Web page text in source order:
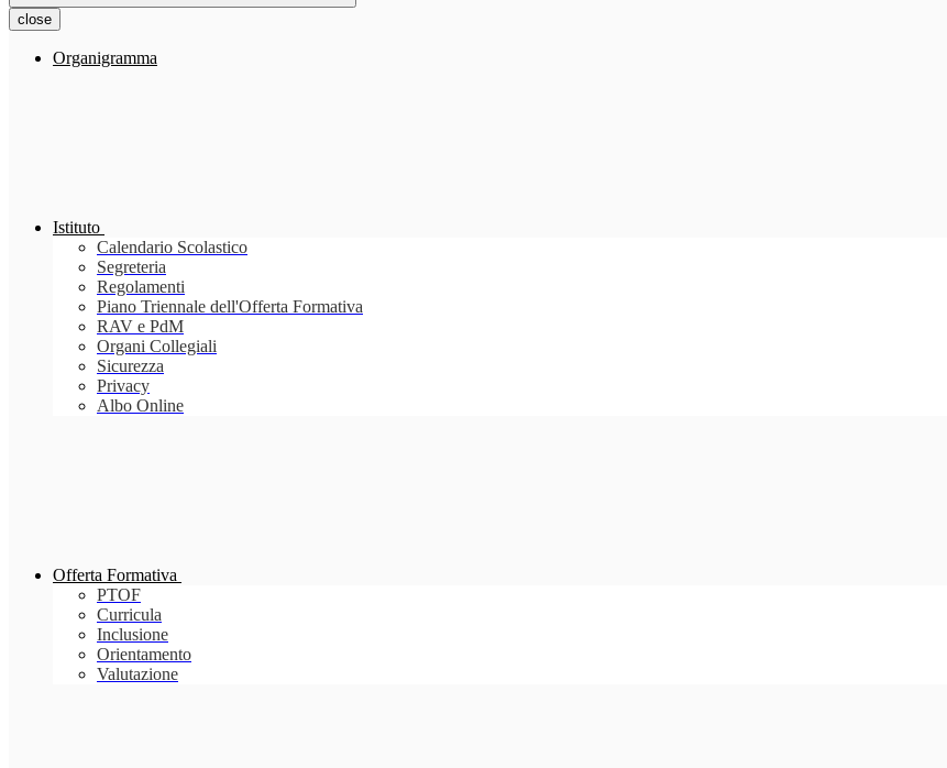
close
Organigramma
Istituto
Calendario Scolastico
Segreteria
Regolamenti
Piano Triennale dell'Offerta Formativa
RAV e PdM
Organi Collegiali
Sicurezza
Privacy
Albo Online
Offerta Formativa
PTOF
Curricula
Inclusione
Orientamento
Valutazione